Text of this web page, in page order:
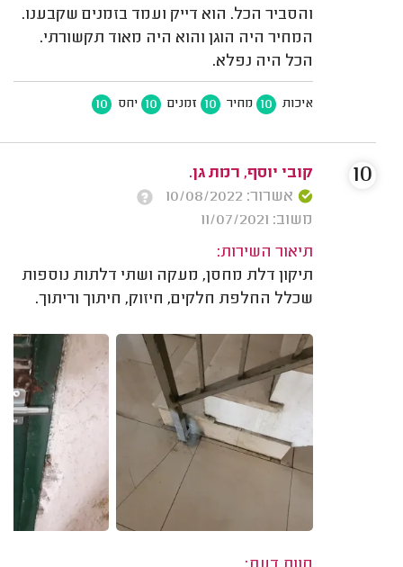
והסביר הכל. הוא דייק ועמד בזמנים שקבענו.
המחיר היה הוגן והוא היה מאוד תקשורתי.
הכל היה נפלא.
איכות 10 מחיר 10 זמנים 10 יחס 10
קובי יוסף, רמת גן.
אשרור: 10/08/2022
משוב: 11/07/2021
תיאור השירות:
תיקון דלת מחסן, מעקה ושתי דלתות נוספות
שכלל החלפת חלקים, חיזוק, חיתוך וריתוך.
10